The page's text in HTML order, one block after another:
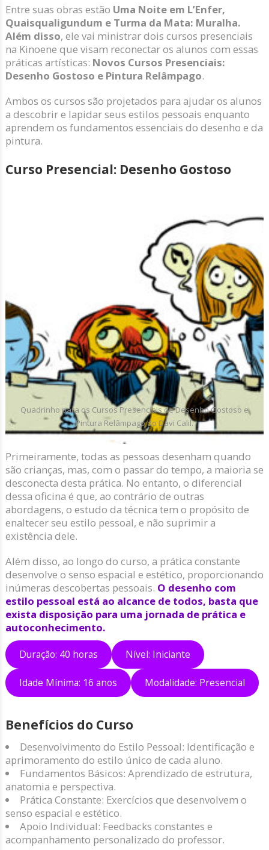
Entre suas obras estão Uma Noite em L’Enfer,
Quaisqualigundum e Turma da Mata: Muralha.
Além disso, ele vai ministrar dois cursos presenciais
na Kinoene que visam reconectar os alunos com essas
práticas artísticas: Novos Cursos Presenciais:
Desenho Gostoso e Pintura Relâmpago.
Ambos os cursos são projetados para ajudar os alunos
a descobrir e lapidar seus estilos pessoais enquanto
aprendem os fundamentos essenciais do desenho e da
pintura.
Curso Presencial: Desenho Gostoso
Quadrinho para os Cursos Presenciais de Desenho Gostoso e
Pintura Relâmpago do Davi Calil.
Primeiramente, todas as pessoas desenham quando
são crianças, mas, com o passar do tempo, a maioria se
desconecta desta prática. No entanto, o diferencial
dessa oficina é que, ao contrário de outras
abordagens, o estudo da técnica tem o propósito de
enaltecer seu estilo pessoal, e não suprimir a
existência dele.
Além disso, ao longo do curso, a prática constante
desenvolve o senso espacial e estético, proporcionando
inúmeras descobertas pessoais. O desenho com
estilo pessoal está ao alcance de todos, basta que
exista disposição para uma jornada de prática e
autoconhecimento.
Duração: 40 horas Nível: Iniciante
Idade Mínima: 16 anos Modalidade: Presencial
Benefícios do Curso
Desenvolvimento do Estilo Pessoal: Identificação e
aprimoramento do estilo único de cada aluno.
Fundamentos Básicos: Aprendizado de estrutura,
anatomia e perspectiva.
Prática Constante: Exercícios que desenvolvem o
senso espacial e estético.
Apoio Individual: Feedbacks constantes e
acompanhamento personalizado do professor.